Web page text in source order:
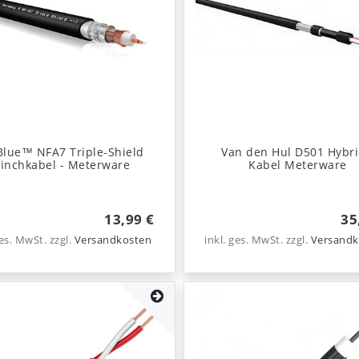
NFA7 Triple-Shield
- Meterware
13,99 €
MwSt. zzgl. Versandkosten
Van den Hul D501
Kabel Meterware
inkl. ges. MwSt. zzgl.